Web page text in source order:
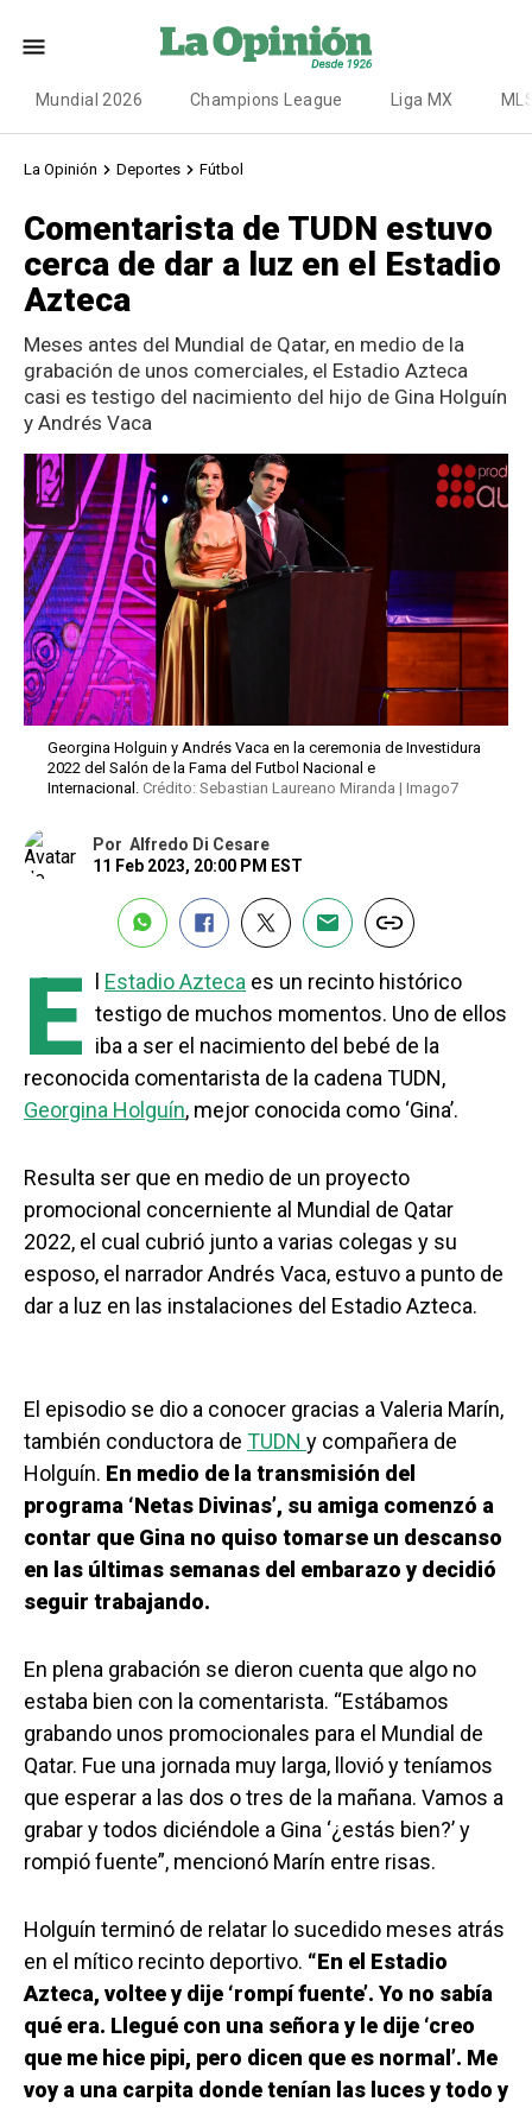
Mundial 2026 Champions League Liga MX
La Opinión Deportes Fútbol
Comentarista de TUDN estuvo
cerca de dar a luz en el Estadio
Azteca
Meses antes del Mundial de Qatar, en medio de la
grabación de unos comerciales, el Estadio Azteca
casi es testigo del nacimiento del hijo de Gina Holguín
y Andrés Vaca
Georgina Holguin y Andrés Vaca en la ceremonia de Investidura
2022 del Salón de la Fama del Futbol Nacional e
Internacional. Crédito: Sebastian Laureano Miranda | Imago7
Por Alfredo Di Cesare
11 Feb 2023, 20:00 PM EST
E Estadio Azteca es un recinto histórico
testigo de muchos momentos. Uno de ellos
iba a ser el nacimiento del bebé de la
reconocida comentarista de la cadena TUDN,
Georgina Holguín, mejor conocida como ‘Gina’.
Resulta ser que en medio de un proyecto
promocional concerniente al Mundial de Qatar
2022, el cual cubrió junto a varias colegas y su
esposo, el narrador Andrés Vaca, estuvo a punto de
dar a luz en las instalaciones del Estadio Azteca.
El episodio se dio a conocer gracias a Valeria Marín,
también conductora de TUDN y compañera de
Holguín. En medio de la transmisión del
programa ‘Netas Divinas’, su amiga comenzó a
contar que Gina no quiso tomarse un descanso
en las últimas semanas del embarazo y decidió
seguir trabajando.
En plena grabación se dieron cuenta que algo no
estaba bien con la comentarista. “Estábamos
grabando unos promocionales para el Mundial de
Qatar. Fue una jornada muy larga, llovió y teníamos
que esperar a las dos o tres de la mañana. Vamos a
grabar y todos diciéndole a Gina ‘¿estás bien?’ y
rompió fuente”, mencionó Marín entre risas.
Holguín terminó de relatar lo sucedido meses atrás
en el mítico recinto deportivo. “En el Estadio
Azteca, voltee y dije ‘rompí fuente’. Yo no sabía
qué era. Llegué con una señora y le dije ‘creo
que me hice pipi, pero dicen que es normal’. Me
voy a una carpita donde tenían las luces y todo y